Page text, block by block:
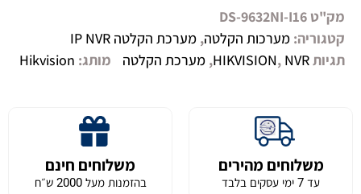
מק"ט DS-9632NI-I16
קטגוריה: מערכות הקלטה, מערכת הקלטה IP NVR
תגיות
HIKVISION, NVR
, מערכת הקלטה מותג: Hikvision
משלוחים מהירים
עד 7 ימי עסקים בלבד
משלוחים חינם
בהזמנות מעל 2000 ש״ח